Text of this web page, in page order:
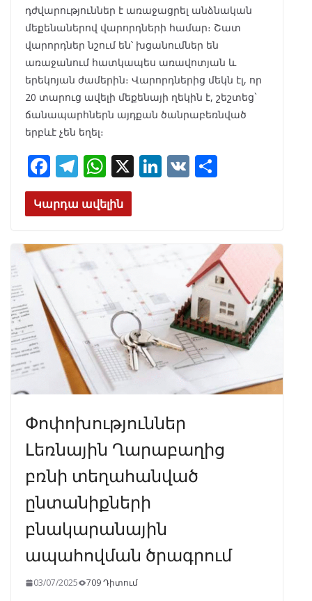
դժվարություններ է առաջացրել անձնական
մեքենաներով վարորդների համար։ Շատ
վարորդներ նշում են՝ խցանումներ են
առաջանում հատկապես առավոտյան և
երեկոյան ժամերին։ Վարորդներից մեկն էլ, որ
20 տարուց ավելի մեքենայի ղեկին է, շեշտեց`
ճանապարհներն այդքան ծանրաբեռնված
երբևէ չեն եղել։
F
ac
e
o
o
k
T
el
e
a
m
W
h
at
A
p
p
X Li
dI
V
Կարդա ավելին
Փոփոխություններ
Լեռնային Ղարաբաղից
բռնի տեղահանված
ընտանիքների
բնակարանային
ապահովման ծրագրում
03/07/2025 709 Դիտում